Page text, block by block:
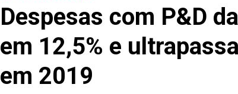
Despesas com P&D
em 12,5% e
em 2019